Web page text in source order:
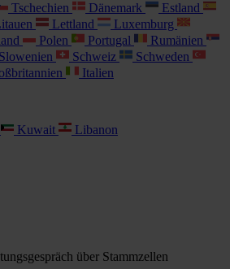
Tschechien Dänemark
Estland
Lettland
Luxemburg
Polen Portugal
Rumänien
Slowenien Schweiz
Schweden
Italien
Kuwait
Libanon
über Stammzellen